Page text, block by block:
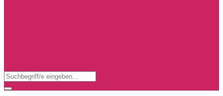
Search
for:
Search